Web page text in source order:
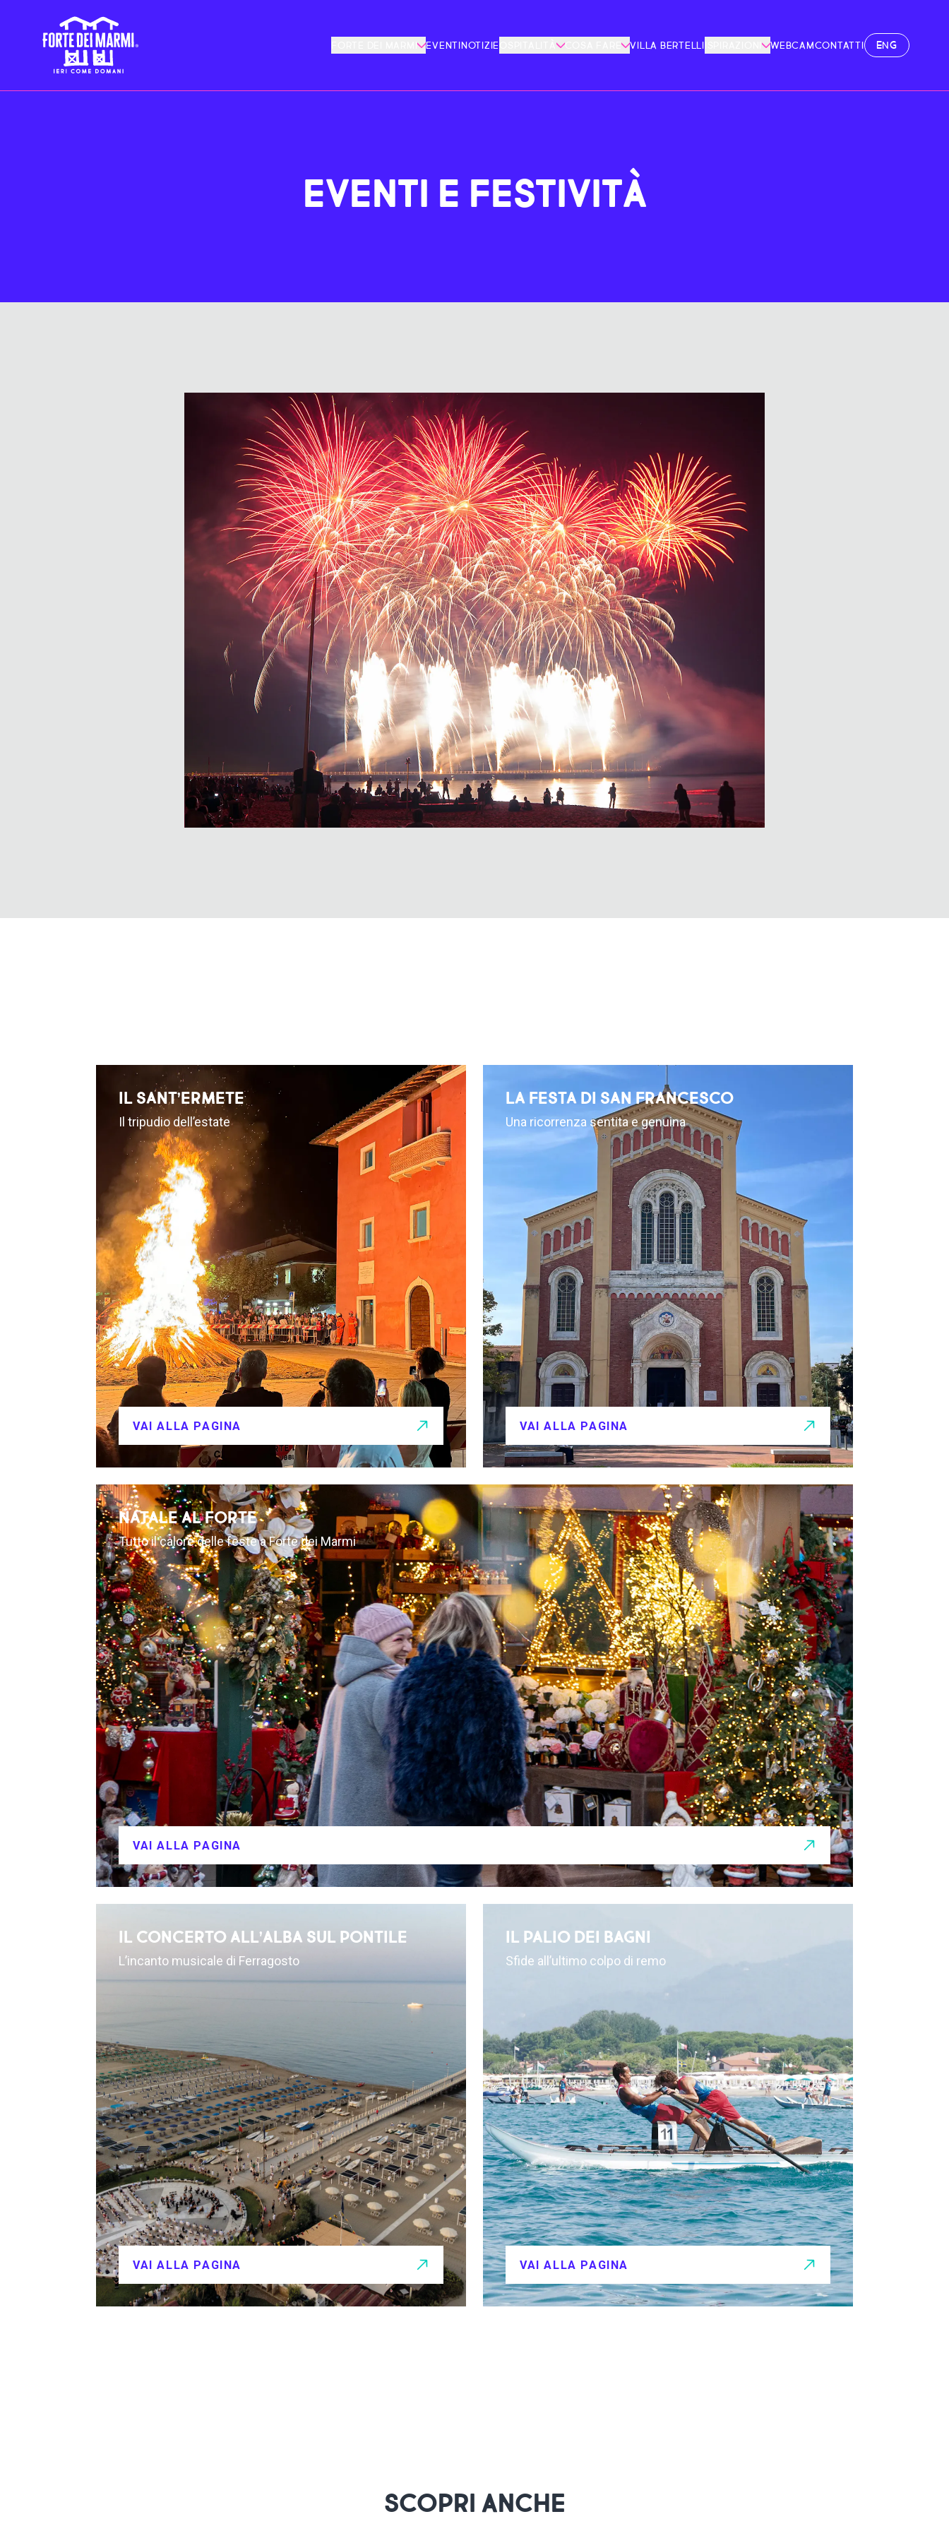
ENG
FORTE DEI MARMI EVENTI NOTIZIE COSA FARE VILLA BERTELLI ISPIRAZIONI WEBCAMCONTATTI
EVENTI E FESTIVITÀ
IL SANT’ERMETE
Il tripudio dell’estate
VAI ALLA PAGINA
LA FESTA DI SAN FRANCESCO
Una ricorrenza sentita e genuina
VAI ALLA PAGINA
NATALE AL FORTE
Tutto il calore delle feste a Forte dei Marmi
VAI ALLA PAGINA
IL CONCERTO ALL’ALBA SUL PONTILE
L’incanto musicale di Ferragosto
VAI ALLA PAGINA
IL PALIO DEI BAGNI
Sfide all’ultimo colpo di remo
VAI ALLA PAGINA
SCOPRI ANCHE